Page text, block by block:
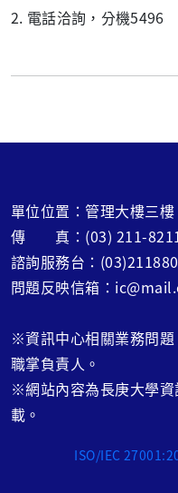
2. 電話洽詢，分機5496
單位位置：管理大樓三樓
傳 真：(03) 211-
諮詢服務台：
問題反映信箱：
※資訊中心相關業務問
職掌負責人。
※網站內容為長庚大學
載。
ISO/IEC